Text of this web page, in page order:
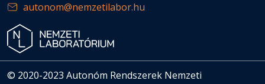
autonom@nemzetilabor.hu
© 2020-2023 Autonóm Rendszerek Nemzeti